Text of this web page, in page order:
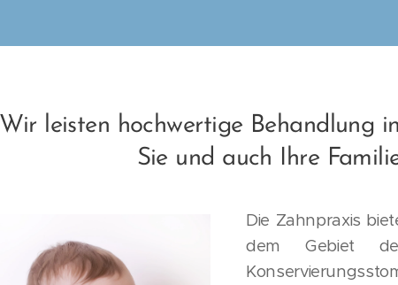
Wir leisten hochwertige Behandlung
Sie und auch Ihre
Die Zahnpraxis
dem Gebiet